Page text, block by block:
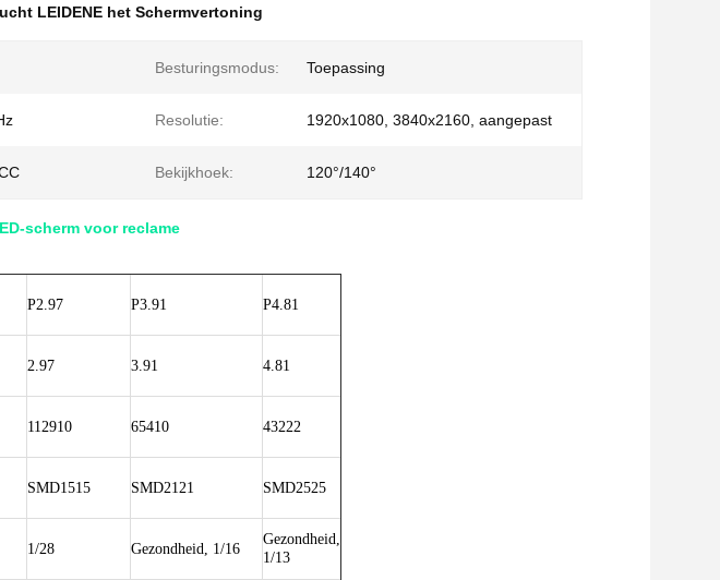
LEIDENE het Schermvertoning
Besturingsmodus: Toepassing
Resolutie: 1920x1080, 3840x2160, aangepast
Bekijkhoek: 120°/140°
scherm voor reclame
P2.97 P3.91 P4.81
2.97 3.91 4.81
112910 65410 43222
SMD1515 SMD2121 SMD2525
1/28 Gezondheid, 1/16
Gezondheid,
1/13